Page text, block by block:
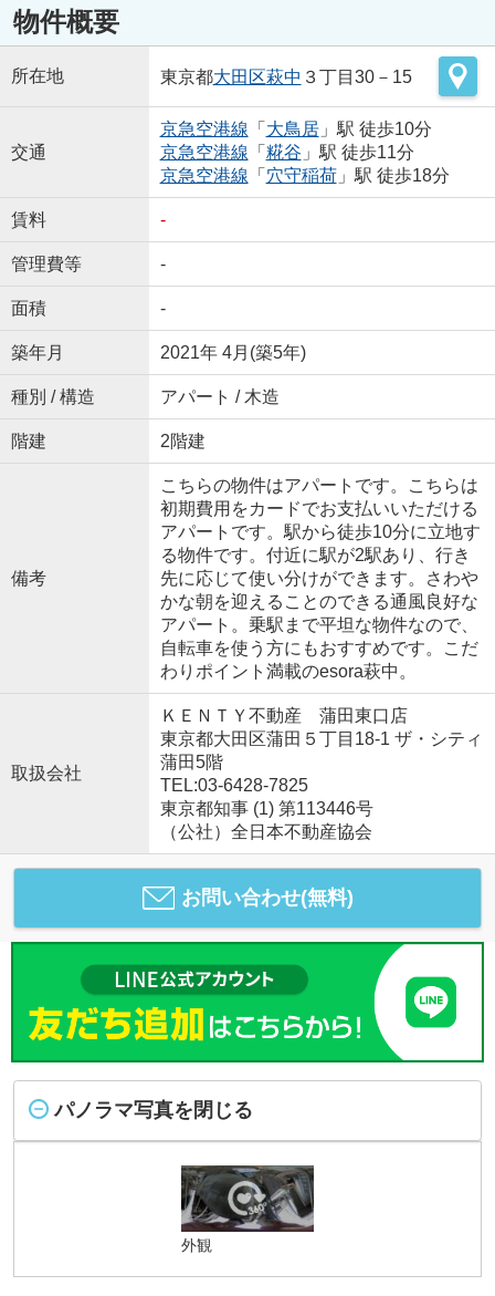
物件概要
所在地 東京都大田区萩中 ３丁目30－15
交通
京急空港線 「 大鳥居」駅 徒歩10分
京急空港線 「 糀谷 」駅 徒歩11分
京急空港線 「 穴守稲荷」駅 徒歩18分
賃料 -
管理費等 -
面積 -
築年月 2021年 4月(築5年)
種別 / 構造 アパート / 木造
階建 2階建
備考
こちらの物件はアパートです。こちらは
初期費用をカードでお支払いいただける
アパートです。駅から徒歩10分に立地す
る物件です。付近に駅が2駅あり、行き
先に応じて使い分けができます。さわや
かな朝を迎えることのできる通風良好な
アパート。乗駅まで平坦な物件なので、
自転車を使う方にもおすすめです。こだ
わりポイント満載のesora萩中。
取扱会社
ＫＥＮＴＹ不動産 蒲田東口店
東京都大田区蒲田５丁目18-1 ザ・シティ
蒲田5階
TEL:03-6428-7825
東京都知事 (1) 第113446号
（公社）全日本不動産協会
お問い合わせ(無料)
パノラマ写真を閉じる
外観